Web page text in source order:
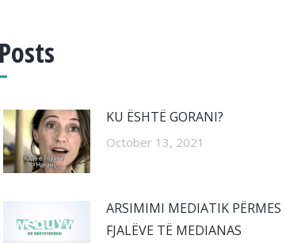
KU ËSHTË GORANI?
October 13, 2021
ARSIMIMI MEDIATIK PËRMES
FJALËVE TË MEDIANAS